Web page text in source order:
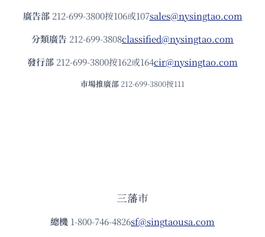
廣告部212-699-3800按106或107sales@nysingtao.com
分類廣告 212-699-3808classified@nysingtao.com
發⾏部 212-699-3800按162或164cir@nysingtao.com
市場推廣部 212-699-3800按111
三藩市
總機 1-800-746-4826sf@singtaousa.com